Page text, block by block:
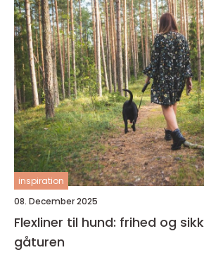
inspiration
08. December 2025
Flexliner til hund: frihed og
gåturen